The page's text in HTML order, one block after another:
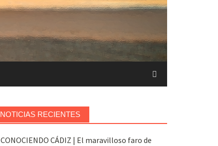
NOTICIAS RECIENTES
CONOCIENDO CÁDIZ | El maravilloso faro de